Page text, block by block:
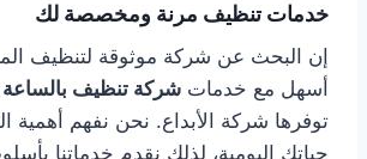
خدمات تنظيف مرنة ومخصصة لك
إن البحث عن شركة موثوقة لتنظيف
أسهل مع خدمات شركة تنظيف
توفرها شركة الأبداع. نحن نفهم أهمية
حياتك اليومية، لذلك نقدم خدماتنا